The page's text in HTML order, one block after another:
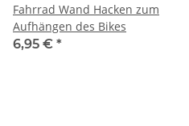
Fahrrad Wand Hacken zum
Aufhängen des Bikes
6,95 € *